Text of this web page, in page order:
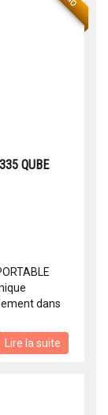
QUBE
dans
Lire la suite